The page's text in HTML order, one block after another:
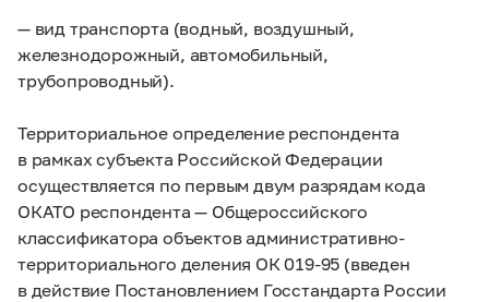
— вид транспорта (водный, воздушный,
железнодорожный, автомобильный,
трубопроводный).
Территориальное определение респондента
в рамках субъекта Российской Федерации
осуществляется по первым двум разрядам кода
ОКАТО респондента — Общероссийского
классификатора объектов административно-
территориального деления ОК019-95 (введен
в действие Постановлением Госстандарта России